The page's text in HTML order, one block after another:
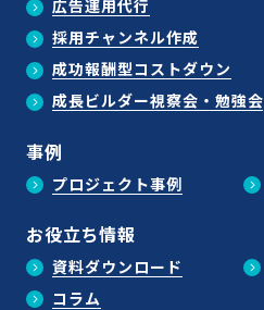
広告運用代行
採用チャンネル作成
成功報酬型コストダウン
成長ビルダー視察会・勉強会
事例
プロジェクト事例
お役立ち情報
資料ダウンロード
コラム